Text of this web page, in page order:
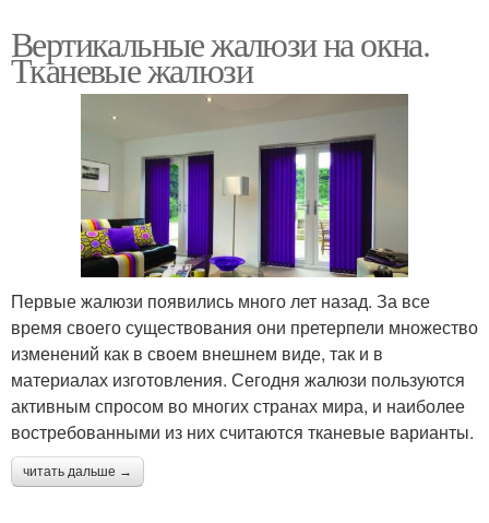
Вертикальные жалюзи на окна.
Тканевые жалюзи
Первые жалюзи появились много лет назад. За все
время своего существования они претерпели множество
изменений как в своем внешнем виде, так и в
материалах изготовления. Сегодня жалюзи пользуются
активным спросом во многих странах мира, и наиболее
востребованными из них считаются тканевые варианты.
читать дальше →